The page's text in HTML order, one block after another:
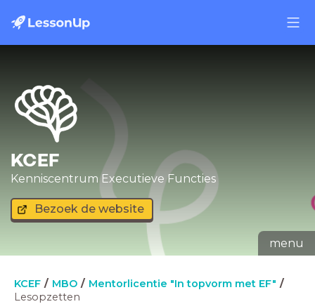
KCEF
Kenniscentrum Executieve Functies
Bezoek de website
menu
KCEF MBO
Mentorlicentie "In topvorm met EF"
Lesopzetten